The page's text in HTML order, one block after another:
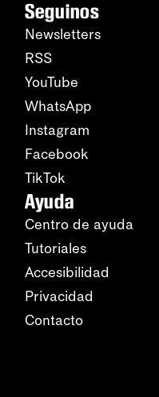
Seguinos
Newsletters
RSS
YouTube
WhatsApp
Instagram
Facebook
TikTok
Ayuda
Centro de ayuda
Tutoriales
Accesibilidad
Privacidad
Contacto